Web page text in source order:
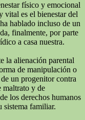
físico y emocional
es el bienestar del
hablado incluso de un
finalmente, por parte
a casa nuestra.
la alienación parental
de manipulación o
un progenitor contra
maltrato y de
los derechos humanos
sistema familiar.